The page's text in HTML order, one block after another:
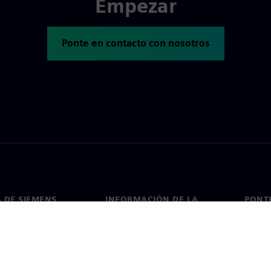
Empezar
Ponte en contacto con nosotros
DE SIEMENS
INFORMACIÓN DE LA